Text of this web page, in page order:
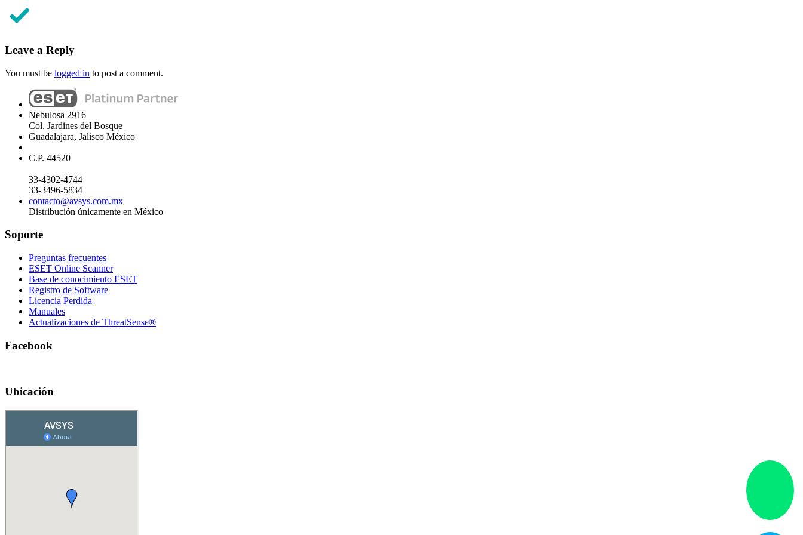
Leave a Reply
You must be logged in to post a comment.
Nebulosa 2916
Col. Jardines del Bosque
Guadalajara, Jalisco México
C.P. 44520
33-4302-4744
33-3496-5834
contacto@avsys.com.mx
Distribución únicamente en México
Soporte
Preguntas frecuentes
ESET Online Scanner
Base de conocimiento ESET
Registro de Software
Licencia Perdida
Manuales
Actualizaciones de ThreatSense®
Facebook
Ubicación